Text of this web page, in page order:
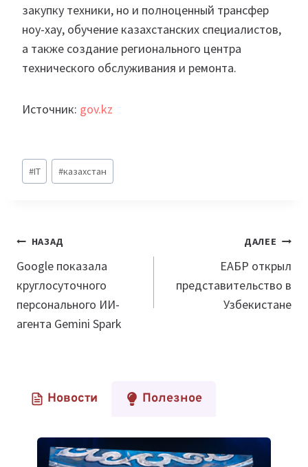
закупку техники, но и полноценный трансфер
ноу-хау, обучение казахстанских специалистов,
а также создание регионального центра
технического обслуживания и ремонта.
Источник: gov.kz
Метки
записи:
#IT #казахстан
Навигация
по
записям
НАЗАД
Google показала
круглосуточного
персонального ИИ-
агента Gemini Spark
ДАЛЕЕ
ЕАБР открыл
представительство в
Узбекистане
Новости Полезное